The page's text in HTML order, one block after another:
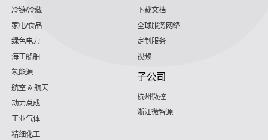
冷链/冷藏
家电/食品
绿色电力
海工船舶
氢能源
航空 & 航天
动力总成
工业气体
精细化工
下载文档
全球服务网络
定制服务
视频
子公司
杭州微控
浙江微智源